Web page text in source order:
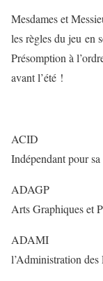
Mesdames et
les règles du jeu en
Présomption à
avant l’été !
ACID
Indépendant pour
ADAGP
Arts Graphiques et
ADAMI
l’Administration